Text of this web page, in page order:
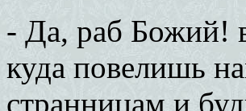
- Да, раб Божий!
куда повелишь
странницам и